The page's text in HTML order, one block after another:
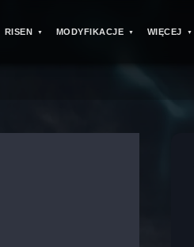
RISEN MODYFIKACJE WIĘCEJ